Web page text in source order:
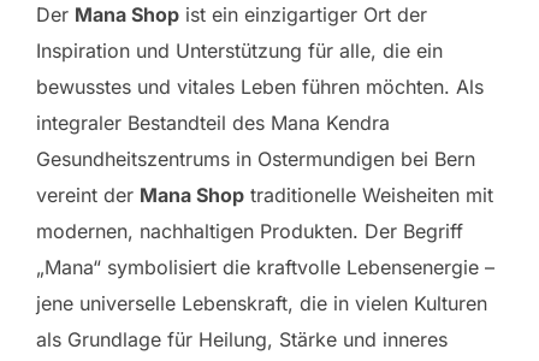
Der Mana Shop ist ein einzigartiger Ort der
Inspiration und Unterstützung für alle, die ein
bewusstes und vitales Leben führen möchten. Als
integraler Bestandteil des Mana Kendra
Gesundheitszentrums in Ostermundigen bei Bern
vereint der Mana Shop traditionelle Weisheiten mit
modernen, nachhaltigen Produkten. Der Begriff
„Mana“ symbolisiert die kraftvolle Lebensenergie –
jene universelle Lebenskraft, die in vielen Kulturen
als Grundlage für Heilung, Stärke und inneres